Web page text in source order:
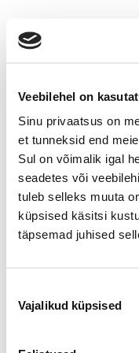
Veebilehel on
Sinu privaatsus on
et tunneksid end
Sul on võimalik igal
seadetes või
tuleb selleks muuta
küpsised käsitsi
täpsemad juhised
valik
Vajalikud küpsised